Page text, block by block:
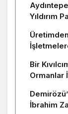
Yıldırım
Bir
Ormanlar
İbrahim